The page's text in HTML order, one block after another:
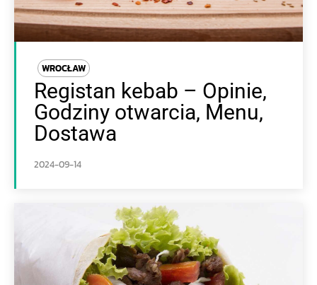
WROCŁAW
Registan kebab – Opinie,
Godziny otwarcia, Menu,
Dostawa
2024-09-14